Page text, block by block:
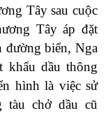
Tây sau cuộc
Tây áp đặt
đường biển, Nga
dầu thông
hình là việc sử
tàu chở dầu cũ